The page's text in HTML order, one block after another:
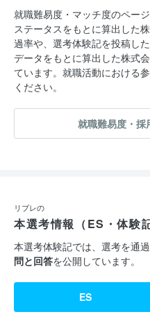
就職難易度・マッチ度のペー
ステータスをもとに算出した
過率や、選考体験記を投稿し
データをもとに算出した株式
ています。就職活動における
ください。
就職難易度・採
リブレの
本選考情報（ES・体験記
本選考体験記では、選考を通
問と回答を公開しています。
ES